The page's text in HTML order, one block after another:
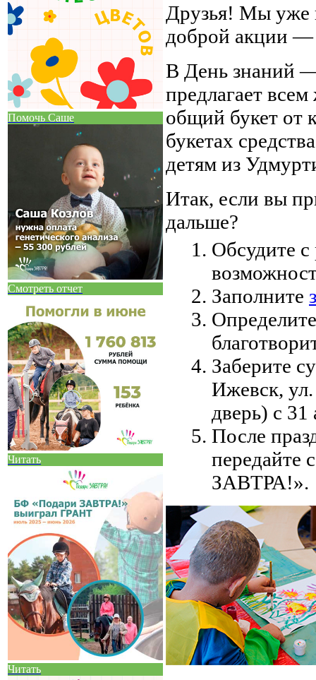
Помочь Саше
Смотреть отчет
Читать
Читать
Друзья! Мы уже
доброй акции —
В День знаний
предлагает
общий букет от
букетах
детям из
Итак, если вы
дальше?
Обсудите
Заполните
Заберите
Ижевск,
дверь) с 31
После
передайте
ЗАВТРА!».